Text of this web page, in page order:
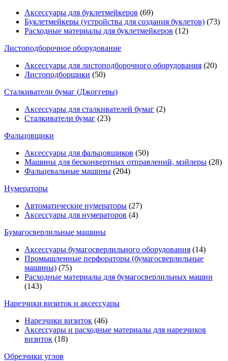
Аксессуары для буклетмейкеров (69)
Буклетмейкеры (устройства для создания буклетов) (73)
Расходные материалы для буклетмейкеров (12)
Листоподборочное оборудование
Аксессуары для листоподборочного оборудования (20)
Листоподборщики (50)
Сталкиватели бумаг (Джоггеры)
Аксессуары для сталкивателей бумаг (2)
Сталкиватели бумаг (23)
Фальцовщики
Аксессуары для фальцовщиков (50)
Машины для бесконвертных отправлений, мэйлеры (28)
Фальцевальные машины (204)
Нумераторы
Автоматические нумераторы (27)
Аксессуары для нумераторов (4)
Бумагосверлильные машины
Аксессуары бумагосверлильного оборудования (14)
Промышленные перфораторы (бумагосверлильные
машины) (75)
Расходные материалы для бумагосверлильных машин
(143)
Нарезчики визиток и аксессуары
Нарезчики визиток (46)
Аксессуары и расходные материалы для нарезчиков
визиток (18)
Обрезчики углов